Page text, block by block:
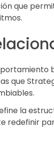
que
que
la
redefinir